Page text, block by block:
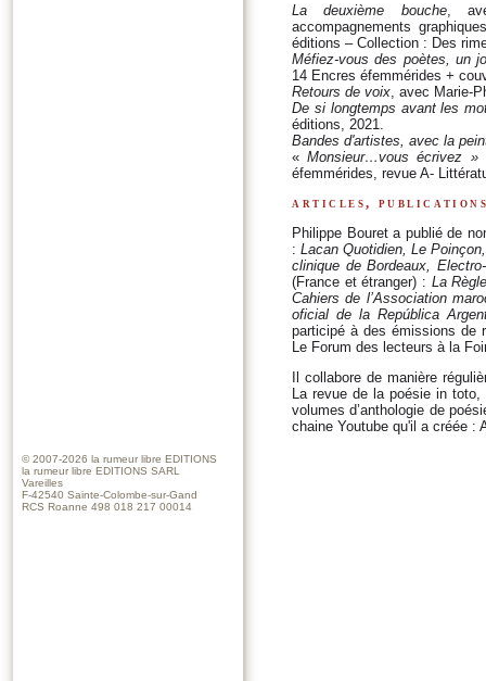
La deuxième bouche,
accompagnements
éditions – Collection : Des
Méfiez-vous des poètes, un
14 Encres éfemmérides +
Retours de voix , avec Marie-
De si longtemps avant les
éditions, 2021.
Bandes d'artistes, avec la
«Monsieur…vous écrivez »
éfemmérides, revue A-
articles,
Philippe Bouret a publié de
:Lacan Quotidien, Le
clinique de Bordeaux,
(France et étranger) : La
Cahiers de l’Association
oficial de la República
participé à des émissions de
Le Forum des lecteurs à la
Il collabore de manière
La revue de la poésie in
volumes d’anthologie de
chaine Youtube qu'il a créée :
© 2007-2026 la rumeur libre EDITIONS
la rumeur libre EDITIONS SARL
Vareilles
F-42540 Sainte-Colombe-sur-Gand
RCS Roanne 498 018 217 00014